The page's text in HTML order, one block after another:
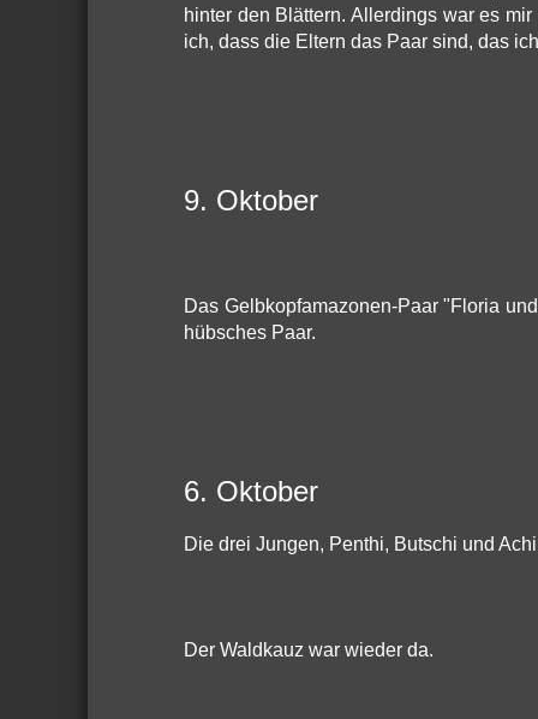
hinter den Blättern. Allerdings war es
ich, dass die Eltern das Paar sind, das
9. Oktober
Das Gelbkopfamazonen-Paar "Floria
hübsches Paar.
6. Oktober
Die drei Jungen, Penthi, Butschi und
Der Waldkauz war wieder da.